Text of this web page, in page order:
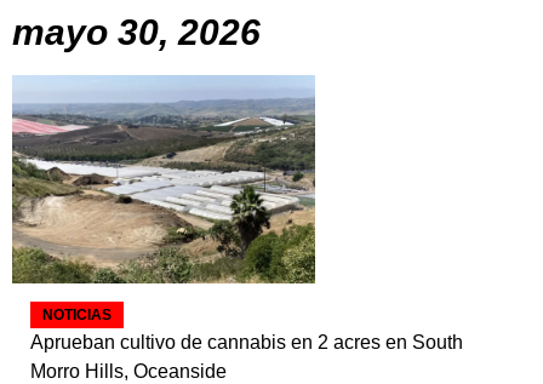
mayo 30, 2026
NOTICIAS
Aprueban cultivo de cannabis en 2 acres en South
Morro Hills, Oceanside